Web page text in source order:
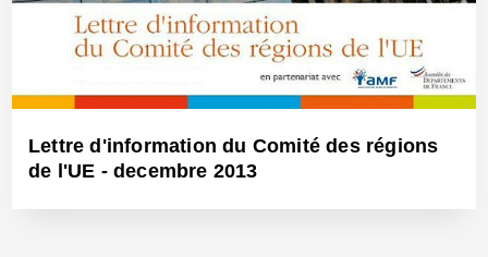
Lettre d'information du Comité des régions
de l'UE - decembre 2013